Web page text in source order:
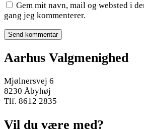
Gem mit navn, mail og websted i
gang jeg kommenterer.
Aarhus Valgmenighed
Mjølnersvej 6
8230 Åbyhøj
Tlf. 8612 2835
Vil du være med?